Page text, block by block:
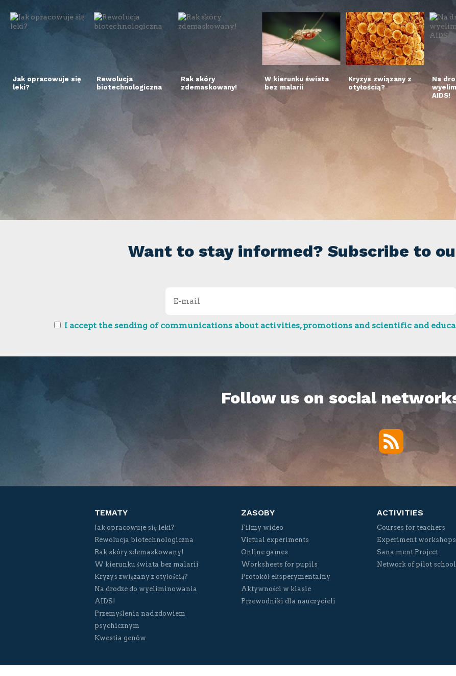
Jak opracowuje się
leki?
Rewolucja
biotechnologiczna
Rak skóry
zdemaskowany!
W kierunku świata
bez malarii
Kryzys związany z
otyłością?
Na
AIDS!
Want to stay informed? Subscribe to
I accept the sending of communications about activities, promotions and scientific and
Follow us on social
RSS
TEMATY
Jak opracowuje się leki?
Rewolucja biotechnologiczna
Rak skóry zdemaskowany!
W kierunku świata bez malarii
Kryzys związany z otyłością?
Na drodze do wyeliminowania
AIDS!
Przemyślenia nad zdowiem
psychicznym
Kwestia genów
ZASOBY
Filmy wideo
Virtual experiments
Online games
Worksheets for pupils
Protokół eksperymentalny
Aktywności w klasie
Przewodniki dla nauczycieli
ACTIVITIES
Courses for teachers
Experiment workshops
Sana ment Project
Network of pilot